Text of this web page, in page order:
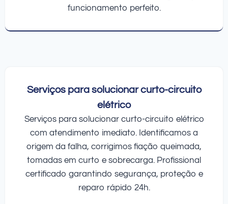
funcionamento perfeito.
Serviços para solucionar curto-circuito
elétrico
Serviços para solucionar curto-circuito elétrico
com atendimento imediato. Identificamos a
origem da falha, corrigimos fiação queimada,
tomadas em curto e sobrecarga. Profissional
certificado garantindo segurança, proteção e
reparo rápido 24h.